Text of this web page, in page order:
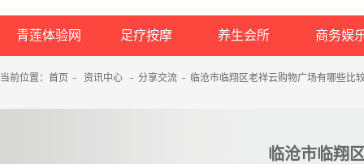
青莲体验网 足疗按摩 养生会所 商务娱
当前位置： 首页 - 资讯中心 - 分享交流 - 临沧市临翔区老祥云购物广场有哪些比
临沧市临翔